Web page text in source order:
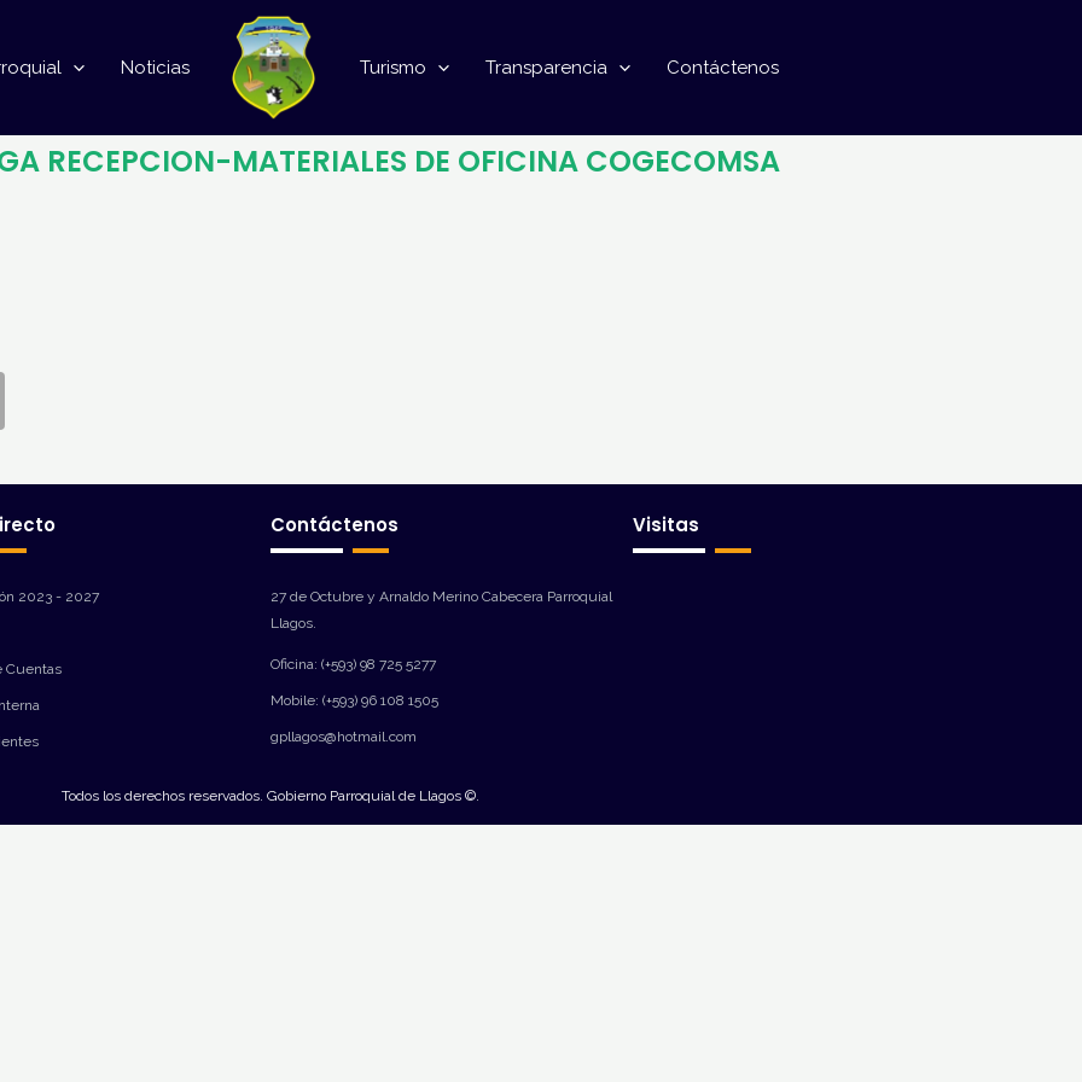
Noticias Turismo Transparencia Contáctenos
RECEPCION-MATERIALES DE OFICINA COGECOMSA
2023 - 2027
Cuentas
Contáctenos
27 de Octubre y Arnaldo Merino Cabecera Parroquial
Llagos.
Oficina: (+593) 98 725 5277
Mobile: (+593) 96 108 1505
gpllagos@hotmail.com
Visitas
Todos los derechos reservados. Gobierno Parroquial de Llagos ©.